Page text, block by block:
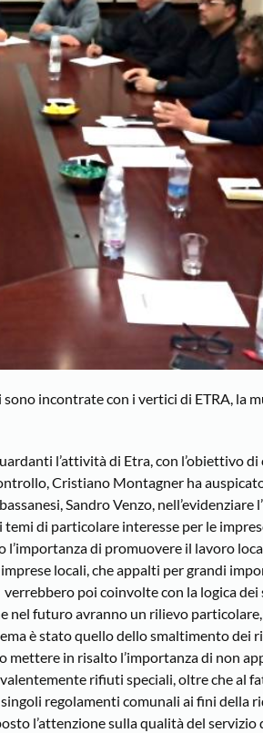
incontrate con i vertici di ETRA, la
l’attività di Etra, con l’obiettivo di
Cristiano Montagner ha
Sandro Venzo, nell’evidenziare
di particolare interesse per le
di promuovere il lavoro
locali, che appalti per grandi
poi coinvolte con la logica dei
nel futuro avranno un rilievo
è stato quello dello smaltimento dei
in risalto l’importanza di non
rifiuti speciali, oltre che al
regolamenti comunali ai fini della
l’attenzione sulla qualità del